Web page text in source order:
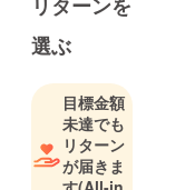
ニックスの
糧に」では
援を頂き、
無事に震災
から20年の
フェニック
リターンを
選ぶ
目標金額
未達でも
リターン
が届きま